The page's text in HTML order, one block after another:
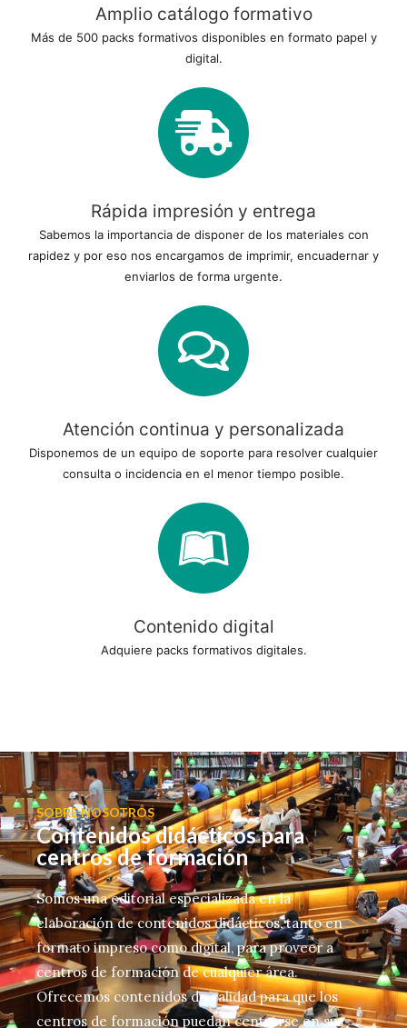
Amplio catálogo formativo
Más de 500 packs formativos disponibles en formato papel y
digital.
Rápida impresión y entrega
Sabemos la importancia de disponer de los materiales con
rapidez y por eso nos encargamos de imprimir, encuadernar y
enviarlos de forma urgente.
Atención continua y personalizada
Disponemos de un equipo de soporte para resolver cualquier
consulta o incidencia en el menor tiempo posible.
Contenido digital
Adquiere packs formativos digitales.
SOBRE NOSOTROS
Contenidos didácticos para
centros de formación
Somos una editorial especializada en la
elaboración de contenidos didácticos, tanto en
formato impreso como digital, para proveer a
centros de formación de cualquier área.
Ofrecemos contenidos de calidad para que los
centros de formación puedan centrarse en sus